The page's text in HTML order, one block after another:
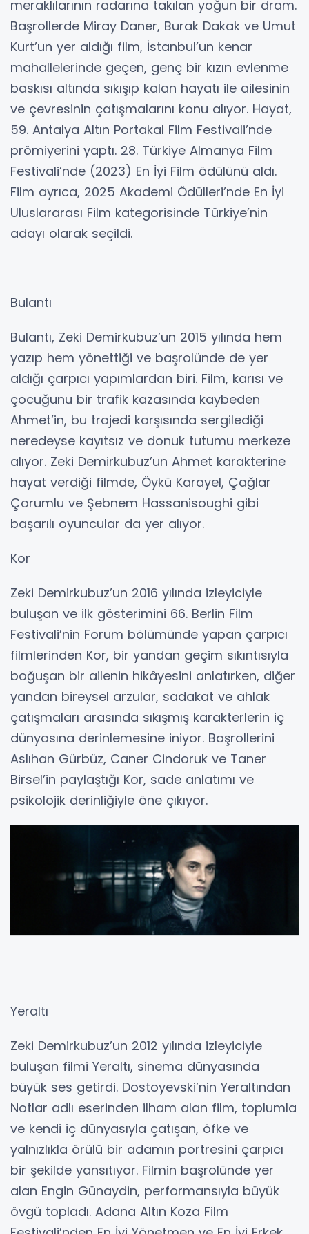
olan TV+ kütüphanesinde yer alan filmler ise
şöyle:
Hayat
Zeki Demirkubuz’un 2023 yapımı filmi Hayat,
Türk sinemasında derin bir iz bırakan, kült
meraklılarının radarına takılan yoğun bir dram.
Başrollerde Miray Daner, Burak Dakak ve Umut
Kurt’un yer aldığı film, İstanbul’un kenar
mahallelerinde geçen, genç bir kızın evlenme
baskısı altında sıkışıp kalan hayatı ile ailesinin
Festivali’nde (2023) En İyi Film ödülünü aldı.
Film ayrıca, 2025 Akademi Ödülleri’nde En İyi
Uluslararası Film kategorisinde Türkiye’nin
adayı olarak seçildi.
Bulantı
Bulantı, Zeki Demirkubuz’un 2015 yılında hem
yazıp hem yönettiği ve başrolünde de yer
aldığı çarpıcı yapımlardan biri. Film, karısı ve
çocuğunu bir trafik kazasında kaybeden
Ahmet’in, bu trajedi karşısında sergilediği
neredeyse kayıtsız ve donuk tutumu merkeze
alıyor. Zeki Demirkubuz’un Ahmet karakterine
hayat verdiği filmde, Öykü Karayel, Çağlar
Çorumlu ve Şebnem Hassanisoughi gibi
başarılı oyuncular da yer alıyor.
Zeki Demirkubuz’un 2016 yılında izleyiciyle
buluşan ve ilk gösterimini 66. Berlin Film
Festivali’nin Forum bölümünde yapan çarpıcı
filmlerinden Kor, bir yandan geçim sıkıntısıyla
dünyasına derinlemesine iniyor. Başrollerini
Aslıhan Gürbüz, Caner Cindoruk ve Taner
Birsel’in paylaştığı Kor, sade anlatımı ve
psikolojik derinliğiyle öne çıkıyor.